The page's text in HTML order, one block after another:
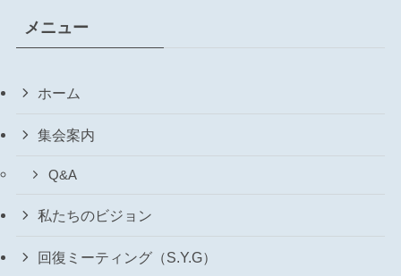
メニュー
ホーム
集会案内
Q&A
私たちのビジョン
回復ミーティング（S.Y.G）